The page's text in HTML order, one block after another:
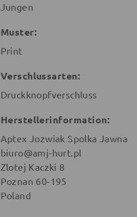
Jungen
Muster:
Print
Verschlussarten:
Druckknopfverschluss
Herstellerinformation:
Aptex Jozwiak Spolka Jawna
biuro@amj-hurt.pl
Zlotej Kaczki 8
Poznan 60-195
Poland